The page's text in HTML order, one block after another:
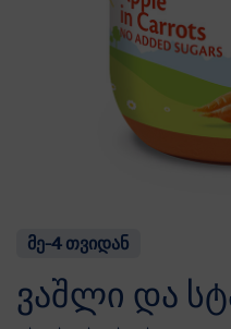
მე-4 თვიდან
ვაშლი და